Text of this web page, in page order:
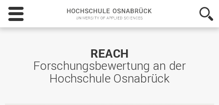
Hochschule
Osnabrück
-
Sciences
REACH
Forschungsbewertung an der
Hochschule Osnabrück